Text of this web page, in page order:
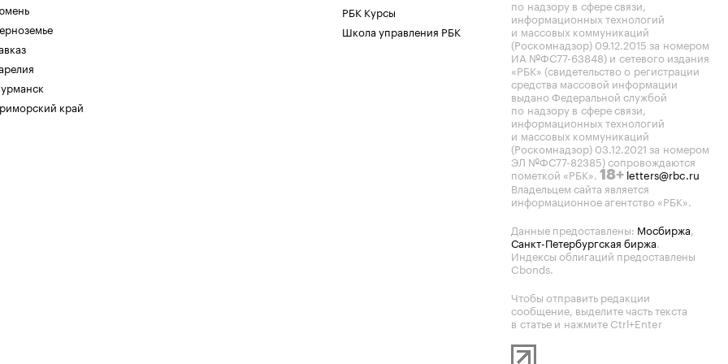
край
РБК Курсы
Школа управления РБК
по надзору в сфере связи,
информационных технологий
и массовых коммуникаций
(Роскомнадзор) 09.12.2015 за номером
ИА №ФС77-63848) и сетевого издания
«РБК» (свидетельство о регистрации
средства массовой информации
выдано Федеральной службой
по надзору в сфере связи,
информационных технологий
и массовых коммуникаций
(Роскомнадзор) 03.12.2021 за номером
ЭЛ №ФС77-82385) сопровождаются
пометкой «РБК». 18+ letters@rbc.ru
Владельцем сайта является
информационное агентство «РБК».
Данные предоставлены: Мосбиржа,
Санкт-Петербургская биржа.
Индексы облигаций предоставлены
Cbonds.
Чтобы отправить редакции
сообщение, выделите часть текста
в статье и нажмите Ctrl+Enter